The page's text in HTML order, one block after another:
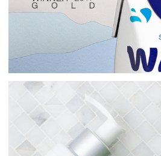
Иллюстрации
Упаковки